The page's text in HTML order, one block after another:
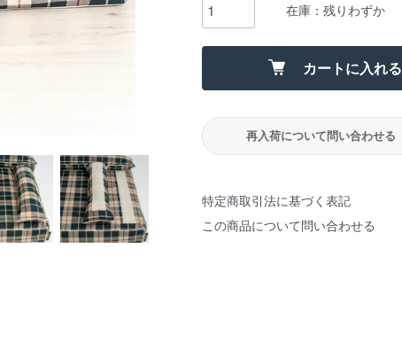
在庫：残りわずか
カートに入れる
再入荷について問い合わせる
特定商取引法に基づく表記
この商品について問い合わせる